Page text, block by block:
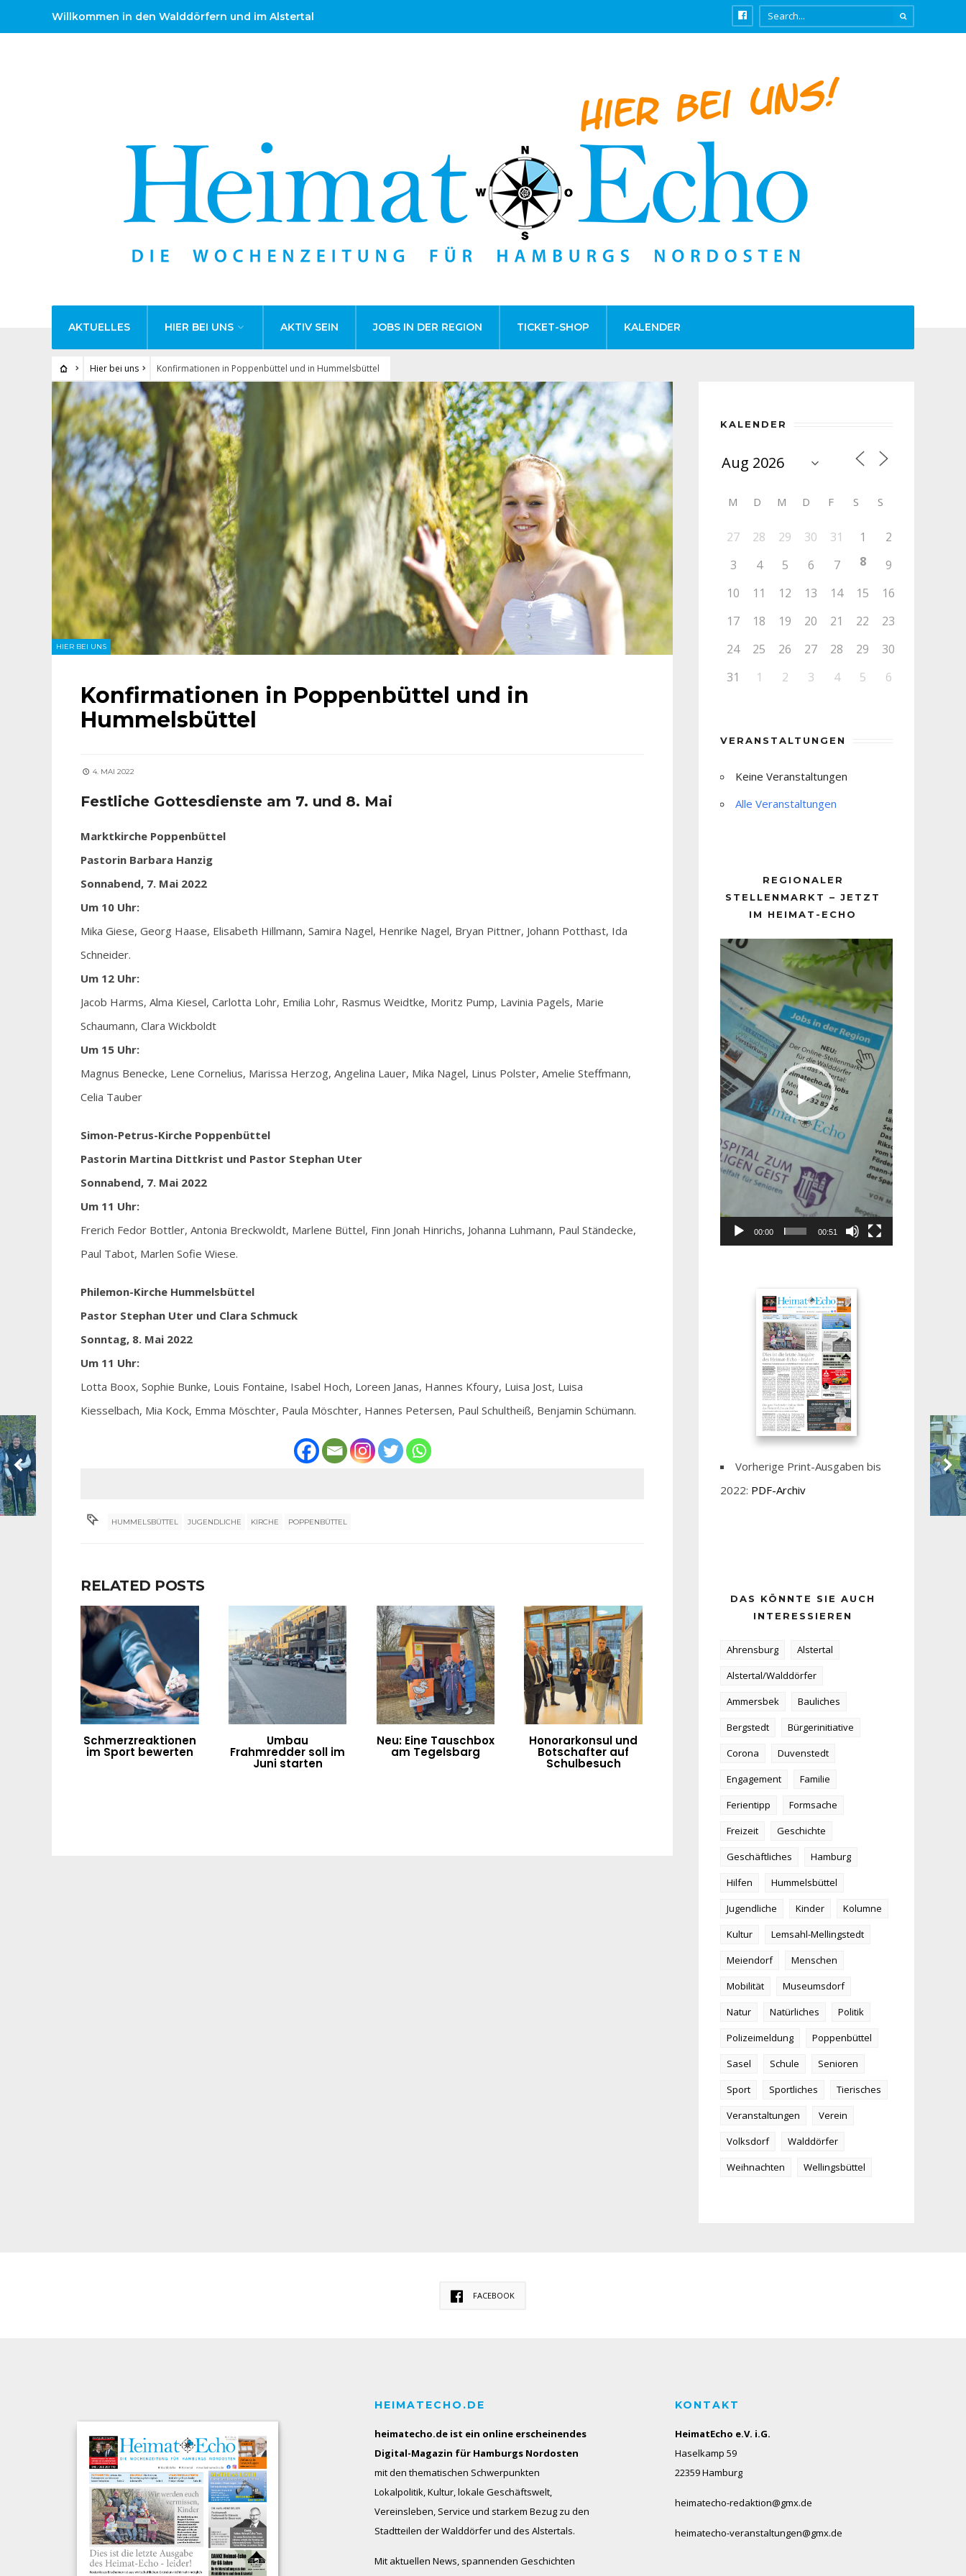
Willkommen in den Walddörfern und im Alstertal
AKTUELLES HIER BEI UNS AKTIV SEIN JOBS IN DER REGION TICKET-SHOP KALENDER
Hier bei uns Konfirmationen in Poppenbüttel und in Hummelsbüttel
HIER BEI UNS
Konfirmationen in Poppenbüttel und in
Hummelsbüttel
4. MAI 2022
Festliche Gottesdienste am 7. und 8. Mai
Marktkirche Poppenbüttel
Pastorin Barbara Hanzig
Sonnabend, 7. Mai 2022
Um 10 Uhr:
Mika Giese, Georg Haase, Elisabeth Hillmann, Samira Nagel, Henrike Nagel, Bryan Pittner, Johann Potthast, Ida
Schneider.
Um 12 Uhr:
Jacob Harms, Alma Kiesel, Carlotta Lohr, Emilia Lohr, Rasmus Weidtke, Moritz Pump, Lavinia Pagels, Marie
Schaumann, Clara Wickboldt
Um 15 Uhr:
Magnus Benecke, Lene Cornelius, Marissa Herzog, Angelina Lauer, Mika Nagel, Linus Polster, Amelie Steffmann,
Celia Tauber
Simon-Petrus-Kirche Poppenbüttel
Pastorin Martina Dittkrist und Pastor Stephan Uter
Sonnabend, 7. Mai 2022
Um 11 Uhr:
Frerich Fedor Bottler, Antonia Breckwoldt, Marlene Büttel, Finn Jonah Hinrichs, Johanna Luhmann, Paul Ständecke,
Paul Tabot, Marlen Sofie Wiese.
Philemon-Kirche Hummelsbüttel
Pastor Stephan Uter und Clara Schmuck
Sonntag, 8. Mai 2022
Um 11 Uhr:
Lotta Boox, Sophie Bunke, Louis Fontaine, Isabel Hoch, Loreen Janas, Hannes Kfoury, Luisa Jost, Luisa
Kiesselbach, Mia Kock, Emma Möschter, Paula Möschter, Hannes Petersen, Paul Schultheiß, Benjamin Schümann.
HUMMELSBÜTTEL JUGENDLICHE KIRCHE POPPENBÜTTEL
RELATED POSTS
Schmerzreaktionen
im Sport bewerten
Umbau
Frahmredder soll im
Juni starten
Neu: Eine Tauschbox
am Tegelsbarg
Honorarkonsul und
Botschafter auf
Schulbesuch
KALENDER
M D M D F S S
27 28 29 30 31 1
2
3
4 5 6 7 8
9
10
11 12 13 14 15
16
17
18 19 20 21 22
23
24
25 26 27 28 29
30
31
1 2 3 4 5 6
VERANSTALTUNGEN
Keine Veranstaltungen
Alle Veranstaltungen
REGIONALER
STELLENMARKT – JETZT
IM HEIMAT-ECHO
Player
00:00 00:51
Vorherige Print-Ausgaben bis
2022: PDF-Archiv
DAS KÖNNTE SIE AUCH
INTERESSIEREN
Ahrensburg
Alstertal
Alstertal/Walddörfer
Ammersbek
Bauliches
Bergstedt
Bürgerinitiative
Corona
Duvenstedt
Engagement
Familie
Ferientipp
Formsache
Freizeit
Geschichte
Geschäftliches
Hamburg
Hilfen
Hummelsbüttel
Jugendliche
Kinder
Kolumne
Kultur
Lemsahl-Mellingstedt
Meiendorf
Menschen
Mobilität
Museumsdorf
Natur
Natürliches
Politik
Polizeimeldung
Poppenbüttel
Sasel
Schule
Senioren
Sport
Sportliches
Tierisches
Veranstaltungen
Verein
Volksdorf
Walddörfer
Weihnachten
Wellingsbüttel
FACEBOOK
HEIMATECHO.DE
heimatecho.de ist ein online erscheinendes
Digital-Magazin für Hamburgs Nordosten
mit den thematischen Schwerpunkten
Lokalpolitik, Kultur, lokale Geschäftswelt,
Vereinsleben, Service und starkem Bezug zu den
Stadtteilen der Walddörfer und des Alstertals.
Mit aktuellen News, spannenden Geschichten
KONTAKT
HeimatEcho e.V. i.G.
Haselkamp 59
22359 Hamburg
heimatecho-redaktion@gmx.de
heimatecho-veranstaltungen@gmx.de